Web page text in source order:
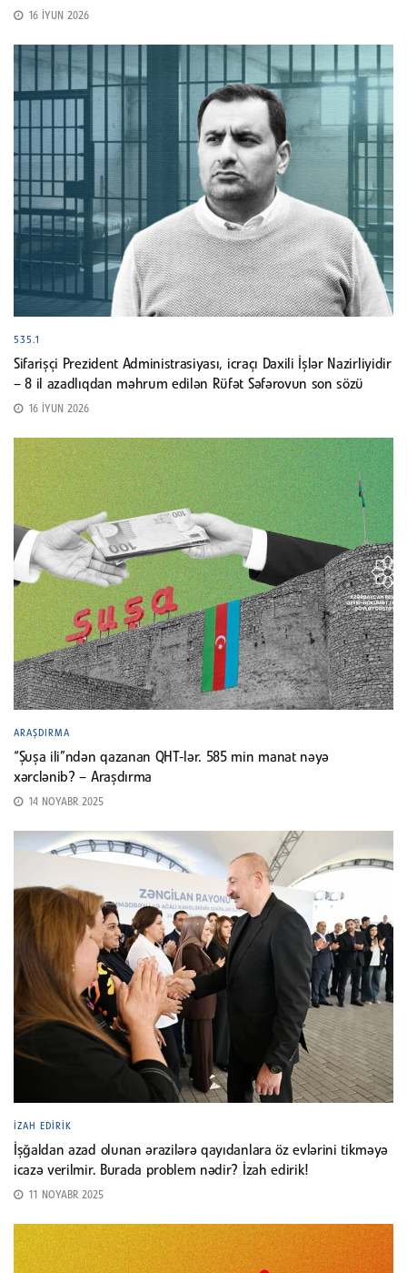
16 İYUN 2026
535.1
Sifarişçi Prezident Administrasiyası, icraçı Daxili İşlər Nazirliyidir
– 8 il azadlıqdan məhrum edilən Rüfət Səfərovun son sözü
16 İYUN 2026
ARAŞDIRMA
“Şuşa ili”ndən qazanan QHT-lər. 585 min manat nəyə
xərclənib? – Araşdırma
14 NOYABR 2025
İZAH EDIRIK
İşğaldan azad olunan ərazilərə qayıdanlara öz evlərini tikməyə
icazə verilmir. Burada problem nədir? İzah edirik!
11 NOYABR 2025